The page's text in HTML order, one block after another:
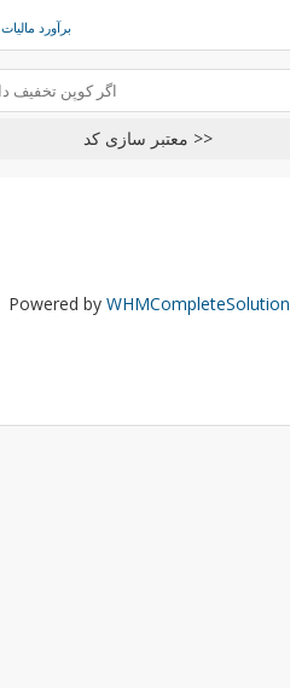
برآورد مالیات
معتبر سازی کد >>
Powered by WHMCompleteSolution